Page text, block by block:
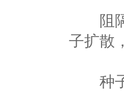
阻隔
子扩散
种子